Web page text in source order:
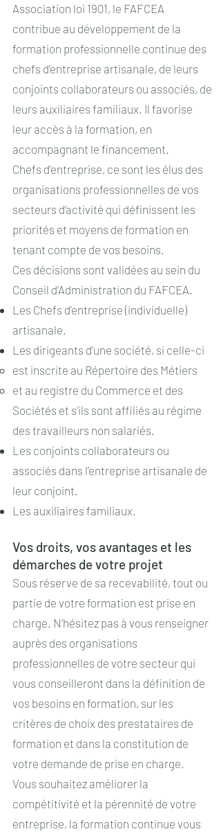
Association loi 1901, le FAFCEA
contribue au développement de la
formation professionnelle continue des
chefs d’entreprise artisanale, de leurs
conjoints collaborateurs ou associés, de
leurs auxiliaires familiaux. Il favorise
leur accès à la formation, en
accompagnant le financement.
Chefs d’entreprise, ce sont les élus des
organisations professionnelles de vos
secteurs d’activité qui définissent les
priorités et moyens de formation en
tenant compte de vos besoins.
Ces décisions sont validées au sein du
Conseil d’Administration du FAFCEA.
Les Chefs d’entreprise (individuelle)
artisanale.
Les dirigeants d’une société, si celle-ci
est inscrite au Répertoire des Métiers
et au registre du Commerce et des
Sociétés et s’ils sont affiliés au régime
des travailleurs non salariés.
Les conjoints collaborateurs ou
associés dans l’entreprise artisanale de
leur conjoint.
Les auxiliaires familiaux.
Vos droits, vos avantages et les
démarches de votre projet
Sous réserve de sa recevabilité, tout ou
partie de votre formation est prise en
charge. N’hésitez pas à vous renseigner
auprès des organisations
professionnelles de votre secteur qui
vous conseilleront dans la définition de
vos besoins en formation, sur les
critères de choix des prestataires de
formation et dans la constitution de
votre demande de prise en charge.
Vous souhaitez améliorer la
compétitivité et la pérennité de votre
entreprise, la formation continue vous